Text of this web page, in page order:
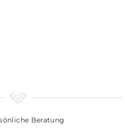
Beratung